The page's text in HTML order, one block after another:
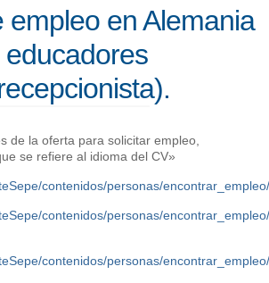
empleo en Alemania
de la oferta para solicitar empleo,
se refiere al idioma del CV»
contenidos/personas/
contenidos/personas/
contenidos/personas/